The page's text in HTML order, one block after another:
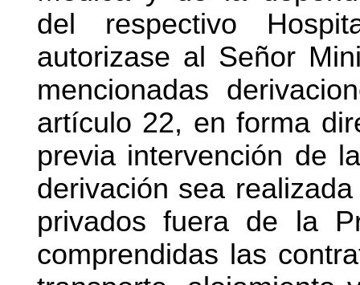
del respectivo
autorizase al Señor
mencionadas
artículo 22, en forma
previa intervención de
derivación sea
privados fuera de la
comprendidas las